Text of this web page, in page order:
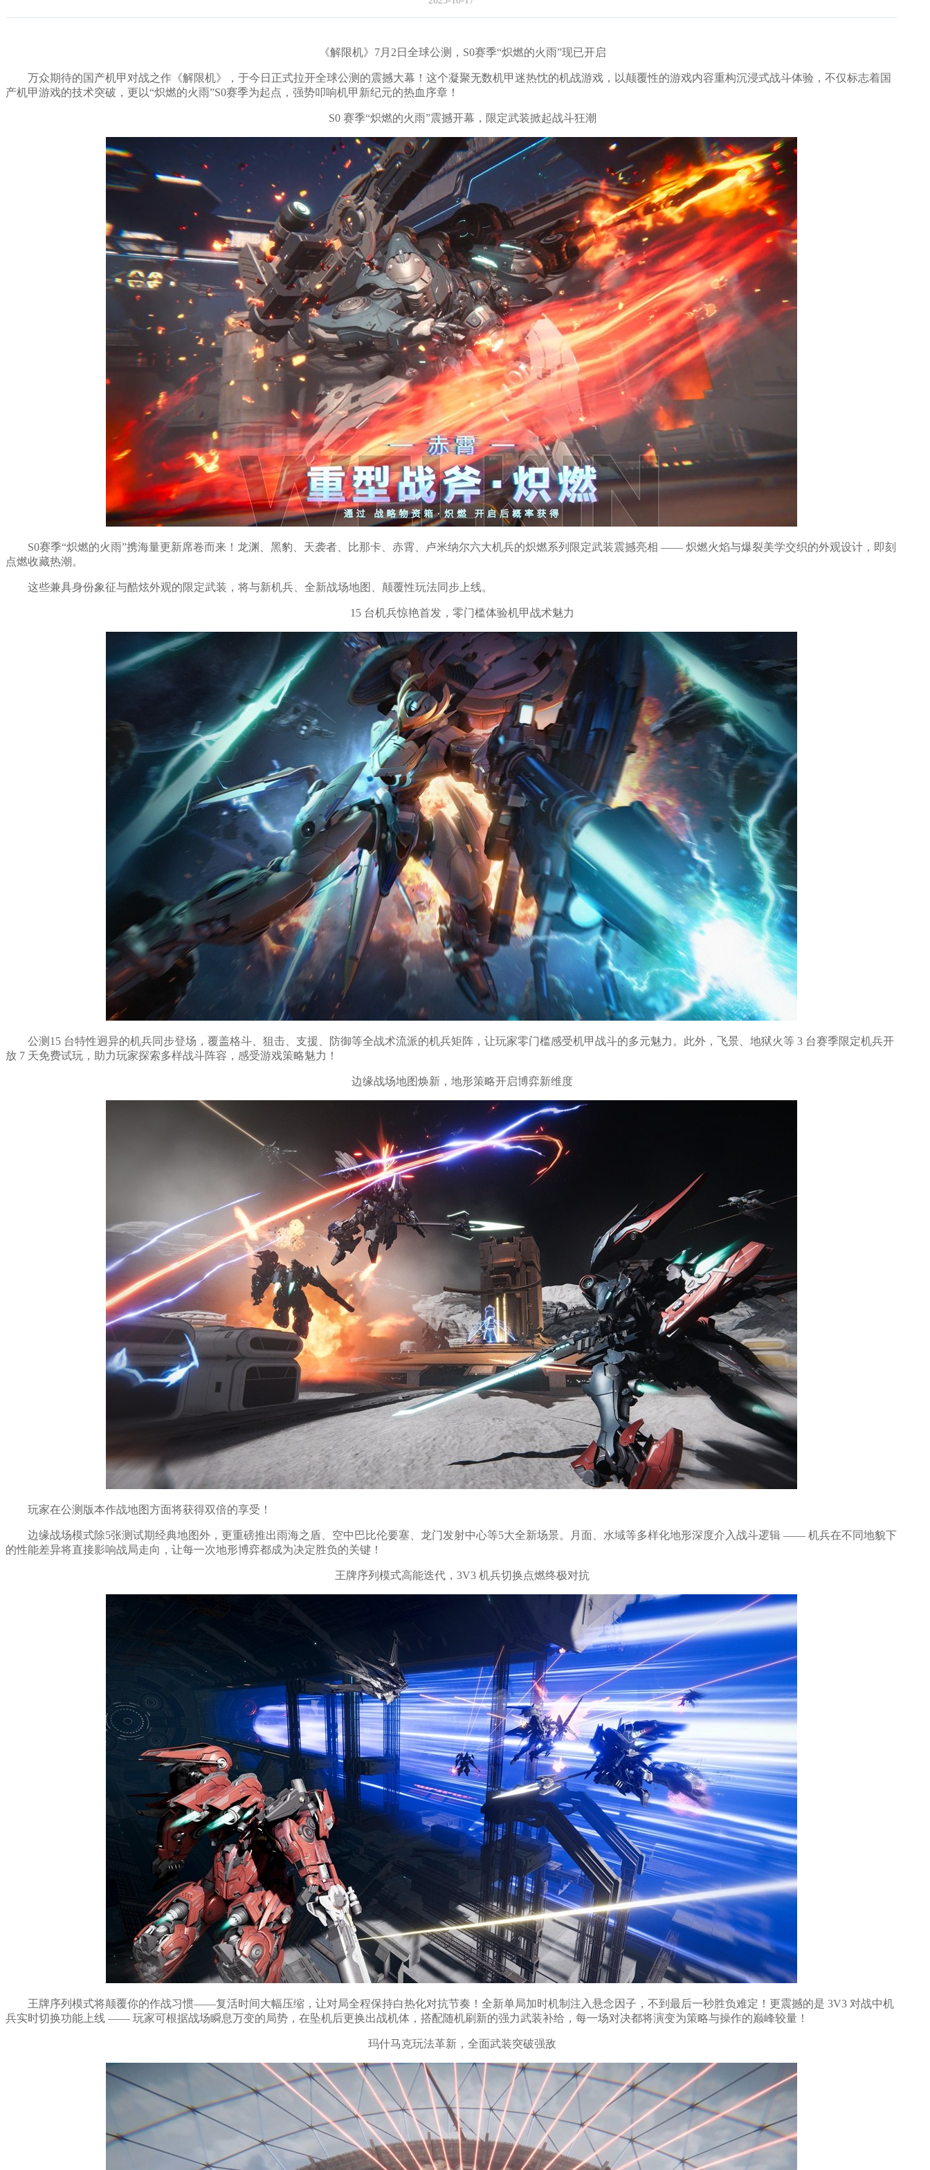
《解限机》7月2日全球公测，S0赛季“炽燃的火雨”现已开启
万众期待的国产机甲对战之作《解限机》，于今日正式拉开全球公测的震撼大幕！这个凝聚无数机甲迷热忱的机战游戏，以颠覆性的游戏内容重构沉浸式战斗体验，不仅标志着国
产机甲游戏的技术突破，更以“炽燃的火雨”S0赛季为起点，强势叩响机甲新纪元的热血序章！
S0 赛季“炽燃的火雨”震撼开幕，限定武装掀起战斗狂潮
S0赛季“炽燃的火雨”携海量更新席卷而来！龙渊、黑豹、天袭者、比那卡、赤霄、卢米纳尔六大机兵的炽燃系列限定武装震撼亮相 —— 炽燃火焰与爆裂美学交织的外观设计，即刻
点燃收藏热潮。
这些兼具身份象征与酷炫外观的限定武装，将与新机兵、全新战场地图、颠覆性玩法同步上线。
15 台机兵惊艳首发，零门槛体验机甲战术魅力
公测15 台特性迥异的机兵同步登场，覆盖格斗、狙击、支援、防御等全战术流派的机兵矩阵，让玩家零门槛感受机甲战斗的多元魅力。此外，飞景、地狱火等 3 台赛季限定机兵开
放 7 天免费试玩，助力玩家探索多样战斗阵容，感受游戏策略魅力！
边缘战场地图焕新，地形策略开启博弈新维度
玩家在公测版本作战地图方面将获得双倍的享受！
边缘战场模式除5张测试期经典地图外，更重磅推出雨海之盾、空中巴比伦要塞、龙门发射中心等5大全新场景。月面、水域等多样化地形深度介入战斗逻辑 —— 机兵在不同地貌下
的性能差异将直接影响战局走向，让每一次地形博弈都成为决定胜负的关键！
王牌序列模式高能迭代，3V3 机兵切换点燃终极对抗
王牌序列模式将颠覆你的作战习惯——复活时间大幅压缩，让对局全程保持白热化对抗节奏！全新单局加时机制注入悬念因子，不到最后一秒胜负难定！更震撼的是 3V3 对战中机
兵实时切换功能上线 —— 玩家可根据战场瞬息万变的局势，在坠机后更换出战机体，搭配随机刷新的强力武装补给，每一场对决都将演变为策略与操作的巅峰较量！
玛什马克玩法革新，全面武装突破强敌